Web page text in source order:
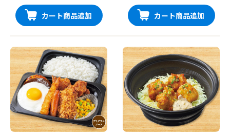
カート商品追加 カート商品追加